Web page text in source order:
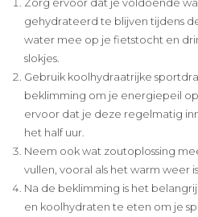
gehydrateerd te blijven tijdens
water mee op je fietstocht en
slokjes.
Gebruik koolhydraatrijke
beklimming om je energiepeil
ervoor dat je deze regelmatig
het half uur.
Neem ook wat zoutoplossing
vullen, vooral als het warm weer
Na de beklimming is het
en koolhydraten te eten om je